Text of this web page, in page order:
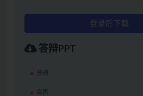
登录后下载
答辩PPT
普通
会员